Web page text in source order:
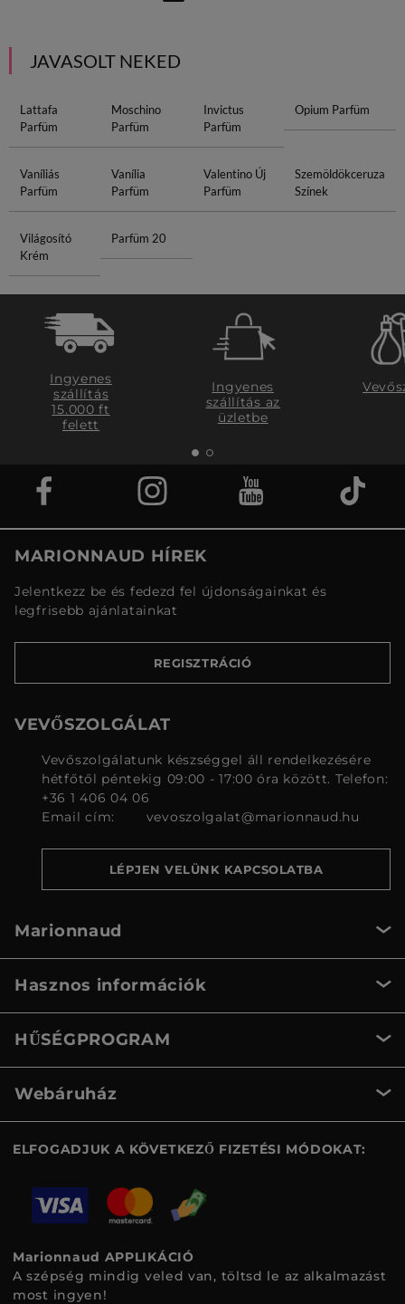
JAVASOLT NEKED
Lattafa
Parfüm
Moschino
Parfüm
Invictus
Parfüm
Opium Parfüm
Vaníliás
Parfüm
Vanília
Parfüm
Valentino Új
Parfüm
Szemöldökceruza
Színek
Világosító
Krém
Parfüm 20
Ingyenes
szállítás
15.000 ft
felett
Ingyenes
szállítás az
üzletbe
MARIONNAUD HÍREK
Jelentkezz be és fedezd fel újdonságainkat és
legfrisebb ajánlatainkat
REGISZTRÁCIÓ
VEVŐSZOLGÁLAT
Vevőszolgálatunk készséggel áll rendelkezésére
hétfőtől péntekig 09:00 - 17:00 óra között. Telefon:
+36 1 406 04 06
Email cím:
vevoszolgalat@marionnaud.hu
LÉPJEN VELÜNK KAPCSOLATBA
Marionnaud
Hasznos információk
HŰSÉGPROGRAM
Webáruház
ELFOGADJUK A KÖVETKEZŐ FIZETÉSI MÓDOKAT:
Marionnaud APPLIKÁCIÓ
A szépség mindig veled van, töltsd le az alkalmazást
most ingyen!